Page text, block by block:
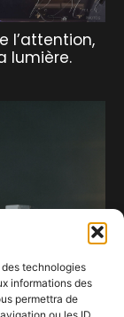
technologies
informations des
permettra de
l’attention,
lumière.